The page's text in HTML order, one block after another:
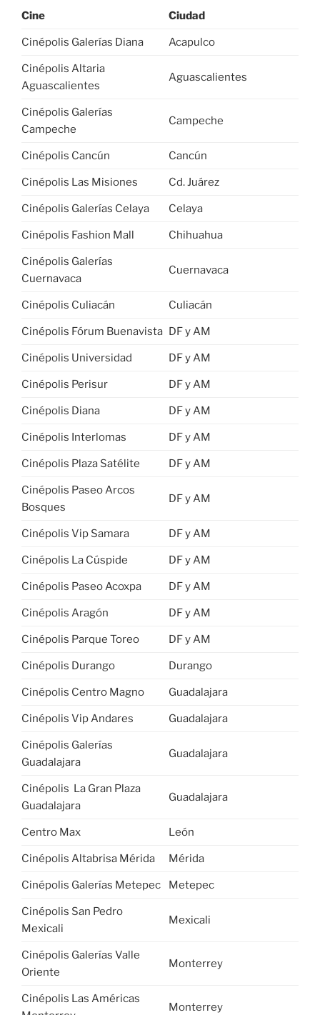
Cine Ciudad
Cinépolis Galerías Diana Acapulco
Cinépolis Altaria
Aguascalientes
Aguascalientes
Cinépolis Galerías
Campeche
Campeche
Cinépolis Cancún Cancún
Cinépolis Las Misiones Cd. Juárez
Cinépolis Galerías Celaya Celaya
Cinépolis Fashion Mall Chihuahua
Cinépolis Galerías
Cuernavaca
Cuernavaca
Cinépolis Culiacán Culiacán
Cinépolis Fórum Buenavista DF y AM
Cinépolis Universidad DF y AM
Cinépolis Perisur DF y AM
Cinépolis Diana DF y AM
Cinépolis Interlomas DF y AM
Cinépolis Plaza Satélite DF y AM
Cinépolis Paseo Arcos
Bosques
DF y AM
Cinépolis Vip Samara DF y AM
Cinépolis La Cúspide DF y AM
Cinépolis Paseo Acoxpa DF y AM
Cinépolis Aragón DF y AM
Cinépolis Parque Toreo DF y AM
Cinépolis Durango Durango
Cinépolis Centro Magno Guadalajara
Cinépolis Vip Andares Guadalajara
Cinépolis Galerías
Guadalajara
Guadalajara
Cinépolis La Gran Plaza
Guadalajara
Guadalajara
Centro Max León
Cinépolis Altabrisa Mérida Mérida
Cinépolis Galerías Metepec Metepec
Cinépolis San Pedro
Mexicali
Mexicali
Cinépolis Galerías Valle
Oriente
Monterrey
Cinépolis Las Américas
Monterrey